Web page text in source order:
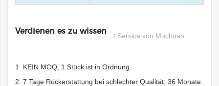
Verdienen es zu wissen / Service von Mochuan
1. KEIN MOQ, 1 Stück ist in Ordnung.
2. 7 Tage Rückerstattung bei schlechter Qualität; 36 Monate